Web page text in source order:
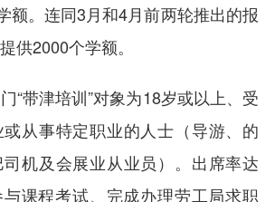
额。连同3月和4月前两轮推出的报
供2000个学额。
带津培训”对象为18岁或以上、受
从事特定职业的人士（导游、的
机及会展业从业员）。出席率达
课程考试、完成办理劳工局求职